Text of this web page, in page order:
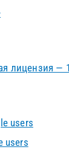
лицензия —
users
users